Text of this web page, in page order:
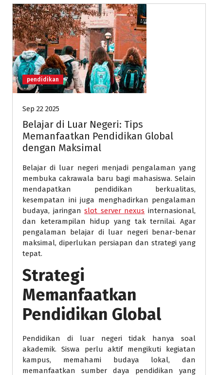
pendidikan
Sep 22 2025
Belajar di Luar Negeri: Tips
Memanfaatkan Pendidikan Global
dengan Maksimal
Belajar di luar negeri menjadi pengalaman yang
membuka cakrawala baru bagi mahasiswa. Selain
mendapatkan pendidikan berkualitas,
kesempatan ini juga menghadirkan pengalaman
budaya, jaringanslot server nexus internasional,
dan keterampilan hidup yang tak ternilai. Agar
pengalaman belajar di luar negeri benar-benar
maksimal, diperlukan persiapan dan strategi yang
tepat.
Strategi
Memanfaatkan
Pendidikan Global
Pendidikan di luar negeri tidak hanya soal
akademik. Siswa perlu aktif mengikuti kegiatan
kampus, memahami budaya lokal, dan
memanfaatkan sumber daya pendidikan yang